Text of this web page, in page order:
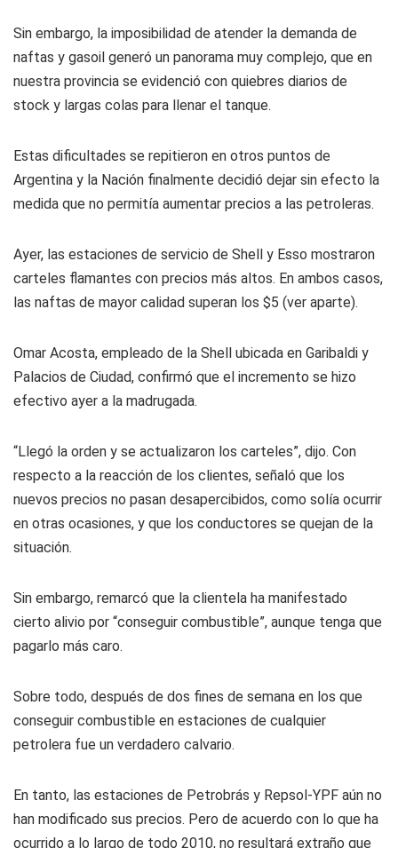
Sin embargo, la imposibilidad de atender la demanda de
naftas y gasoil generó un panorama muy complejo, que en
nuestra provincia se evidenció con quiebres diarios de
stock y largas colas para llenar el tanque.
Estas dificultades se repitieron en otros puntos de
Argentina y la Nación finalmente decidió dejar sin efecto la
medida que no permitía aumentar precios a las petroleras.
Ayer, las estaciones de servicio de Shell y Esso mostraron
carteles flamantes con precios más altos. En ambos casos,
las naftas de mayor calidad superan los $5 (ver aparte).
Omar Acosta, empleado de la Shell ubicada en Garibaldi y
Palacios de Ciudad, confirmó que el incremento se hizo
efectivo ayer a la madrugada.
“Llegó la orden y se actualizaron los carteles”, dijo. Con
respecto a la reacción de los clientes, señaló que los
nuevos precios no pasan desapercibidos, como solía ocurrir
en otras ocasiones, y que los conductores se quejan de la
situación.
Sin embargo, remarcó que la clientela ha manifestado
cierto alivio por “conseguir combustible”, aunque tenga que
pagarlo más caro.
Sobre todo, después de dos fines de semana en los que
conseguir combustible en estaciones de cualquier
petrolera fue un verdadero calvario.
En tanto, las estaciones de Petrobrás y Repsol-YPF aún no
han modificado sus precios. Pero de acuerdo con lo que ha
ocurrido a lo largo de todo 2010, no resultará extraño que